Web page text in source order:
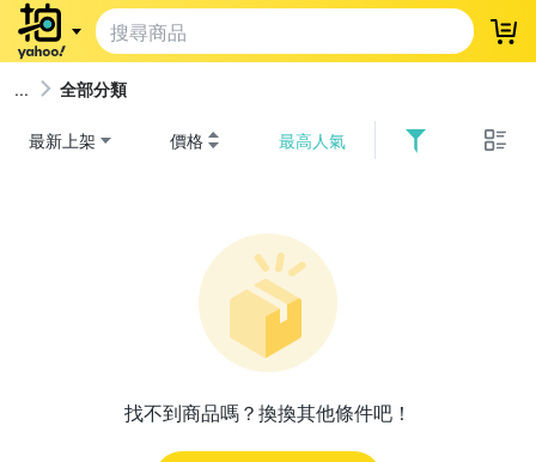
登
全部分類
最新上架 價格 最高人氣
找不到商品嗎？換換其他條件吧！